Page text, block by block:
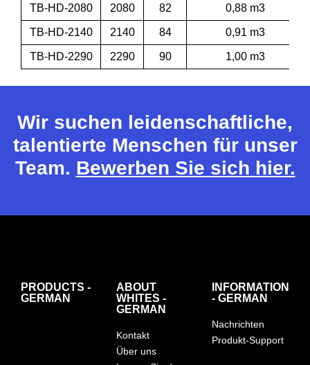
TB-HD-2080 2080 82 0,88 m3
TB-HD-2140 2140 84 0,91 m3
TB-HD-2290 2290 90 1,00 m3
Wir suchen leidenschaftliche,
talentierte Menschen für unser
Team. Bewerben Sie sich hier.
PRODUCTS -
GERMAN
ABOUT
WHITES -
GERMAN
Kontakt
Über uns
INFORMATION
- GERMAN
Nachrichten
Produkt-Support